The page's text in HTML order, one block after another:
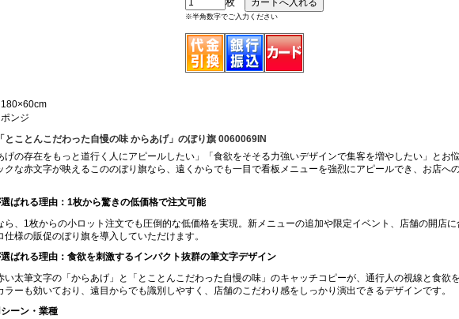
枚
※半角数字でご入力ください
ンジ
とことんこだわった自慢の味 からあげ」のぼり旗 0060069IN
げの存在をもっと道行く人にアピールしたい」「食欲をそそる力強いデザインで集客を増やしたい」とお
クな赤文字が映えるこののぼり旗なら、遠くからでも一目で看板メニューを強烈にアピールでき、お店へ
ばれる理由：1枚から驚きの低価格で注文可能
ら、1枚からの小ロット注文でも圧倒的な低価格を実現。新メニューの追加や限定イベント、店舗の開店
仕様の販促のぼり旗を導入していただけます。
ばれる理由：食欲を刺激するインパクト抜群の筆文字デザイン
い太筆文字の「からあげ」と「とことんこだわった自慢の味」のキャッチコピーが、通行人の視線と食欲
ラーも効いており、遠目からでも識別しやすく、店舗のこだわり感をしっかり演出できるデザインです。
ーン・業種